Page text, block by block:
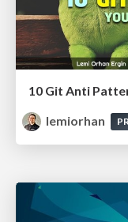
10 Git Anti
lemiorhan